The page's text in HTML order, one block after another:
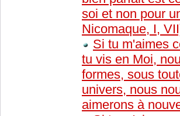
soi et non pour
Nicomaque, I,
Si tu m'aimes
tu vis en Moi,
formes, sous
univers, nous
aimerons à